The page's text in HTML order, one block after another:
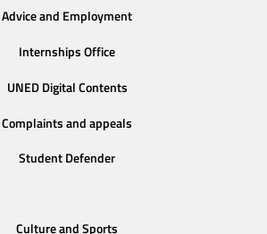
Advice and Employment
Internships Office
UNED Digital Contents
Complaints and appeals
Student Defender
Culture and Sports